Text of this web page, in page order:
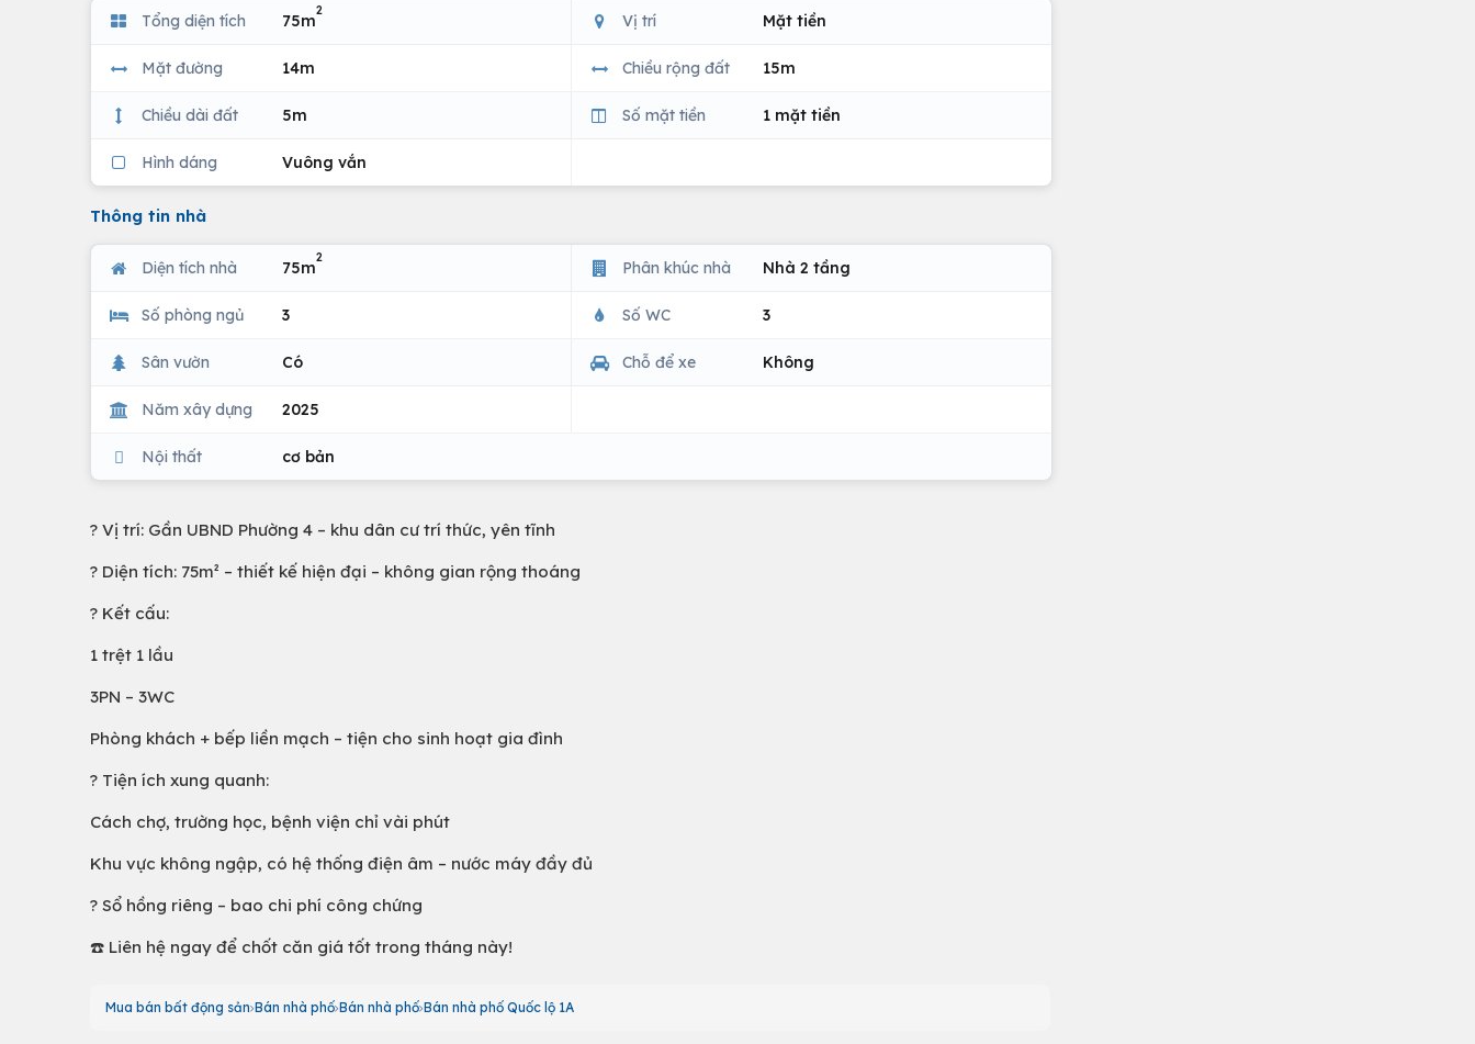
Tổng diện tích 75m
2
Vị trí Mặt tiền
Mặt đường 14m Chiều rộng đất 15m
Chiều dài đất 5m Số mặt tiền 1 mặt tiền
Hình dáng Vuông vắn
Thông tin nhà
Diện tích nhà 75m
2
Phân khúc nhà Nhà 2 tầng
Số phòng ngủ 3 Số WC 3
Sân vườn Có Chỗ để xe Không
Năm xây dựng 2025
Nội thất cơ bản
? Vị trí: Gần UBND Phường 4 – khu dân cư trí thức, yên tĩnh
? Diện tích: 75m² – thiết kế hiện đại – không gian rộng thoáng
? Kết cấu:
1 trệt 1 lầu
3PN – 3WC
Phòng khách + bếp liền mạch – tiện cho sinh hoạt gia đình
?️ Tiện ích xung quanh:
Cách chợ, trường học, bệnh viện chỉ vài phút
Khu vực không ngập, có hệ thống điện âm – nước máy đầy đủ
? Sổ hồng riêng – bao chi phí công chứng
☎️ Liên hệ ngay để chốt căn giá tốt trong tháng này!
Mua bán bất động sản Bán nhà phố Bán nhà phố Bán nhà phố Quốc lộ 1A